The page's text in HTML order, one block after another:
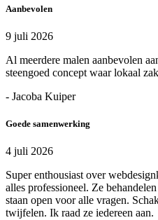
Aanbevolen
9 juli 2026
Al meerdere malen aanbevolen
steengoed concept waar lokaal
- Jacoba Kuiper
Goede samenwerking
4 juli 2026
Super enthousiast over
alles professioneel. Ze
staan open voor alle vragen.
twijfelen. Ik raad ze iedereen aan.